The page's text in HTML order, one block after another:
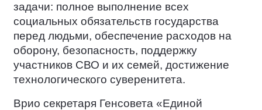
задачи: полное выполнение всех
социальных обязательств государства
перед людьми, обеспечение расходов на
оборону, безопасность, поддержку
участников СВО и их семей, достижение
технологического суверенитета.
Врио секретаря Генсовета «Единой